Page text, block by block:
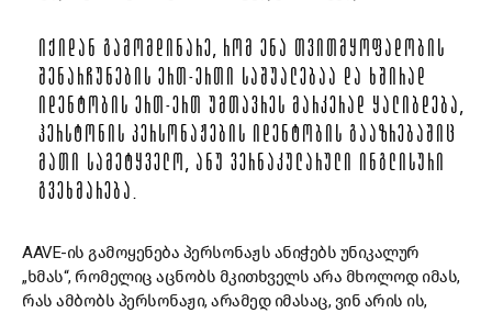
ᲘᲥᲘᲓᲐᲜ ᲒᲐᲛᲝᲛᲓᲘᲜᲐᲠᲔ, ᲠᲝᲛ ᲔᲜᲐ ᲗᲕᲘᲗᲛᲧᲝᲤᲐᲓᲝᲑᲘᲡ
ᲨᲔᲜᲐᲠᲩᲣᲜᲔᲑᲘᲡ ᲔᲠᲗ-ᲔᲠᲗᲘ ᲡᲐᲨᲣᲐᲚᲔᲑᲐᲐ ᲓᲐ ᲮᲨᲘᲠᲐᲓ
ᲘᲓᲔᲜᲢᲝᲑᲘᲡ ᲔᲠᲗ-ᲔᲠᲗ ᲣᲛᲗᲐᲕᲠᲔᲡ ᲛᲐᲠᲙᲔᲠᲐᲓ ᲧᲐᲚᲘᲑᲓᲔᲑᲐ,
ᲰᲔᲠᲡᲢᲝᲜᲘᲡ ᲞᲔᲠᲡᲝᲜᲐᲟᲔᲑᲘᲡ ᲘᲓᲔᲜᲢᲝᲑᲘᲡ ᲒᲐᲐᲖᲠᲔᲑᲐᲨᲘᲪ
ᲛᲐᲗᲘ ᲡᲐᲛᲔᲢᲧᲕᲔᲚᲝ, ᲐᲜᲣ ᲕᲔᲠᲜᲐᲙᲣᲚᲐᲠᲣᲚᲘ ᲘᲜᲒᲚᲘᲡᲣᲠᲘ
ᲒᲕᲔᲮᲛᲐᲠᲔᲑᲐ.
AAVE-ის გამოყენება პერსონაჟს ანიჭებს უნიკალურ
„ხმას“, რომელიც აცნობს მკითხველს არა მხოლოდ იმას,
რას ამბობს პერსონაჟი, არამედ იმასაც, ვინ არის ის,